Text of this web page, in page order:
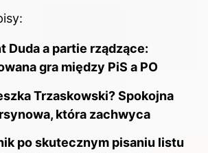
Duda a partie rządzące:
gra między PiS a PO
Trzaskowski? Spokojna
która zachwyca
po skutecznym pisaniu listu